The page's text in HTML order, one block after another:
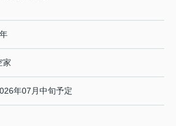
家
年07月中旬予定